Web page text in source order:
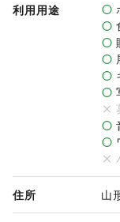
利用用途
住所 山